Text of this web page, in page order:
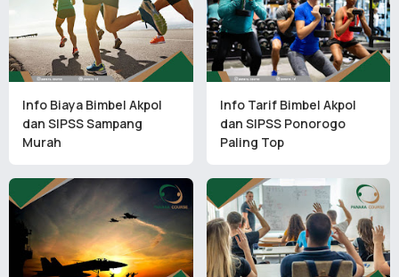
Info Biaya Bimbel Akpol
dan SIPSS Sampang
Murah
Info Tarif Bimbel Akpol
dan SIPSS Ponorogo
Paling Top